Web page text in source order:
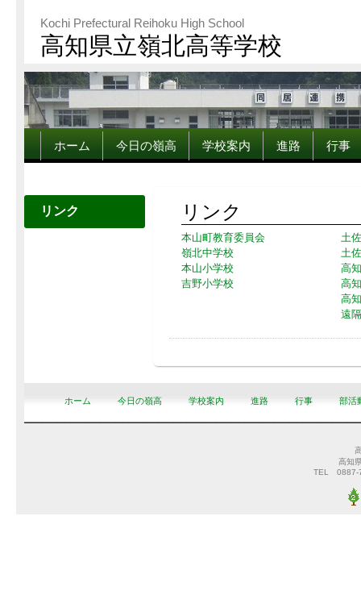
Kochi Prefectural Reihoku High School
高知県立嶺北高等学校
ホーム 今日の嶺高 学校案内 進路 行事
リンク リンク
本山町教育委員会
土
嶺北中学校
土
本山小学校
高
吉野小学校
高
高
遠
ホーム 今日の嶺高 学校案内 進路 行事 部活
高知
TEL 0887-